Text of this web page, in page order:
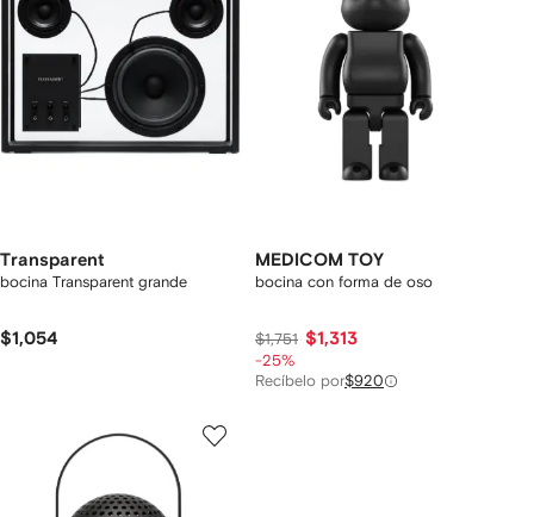
Transparent
bocina Transparent grande
$1,054
MEDICOM TOY
bocina con forma de oso
$1,751 $1,313
-25%
Recíbelo por$920